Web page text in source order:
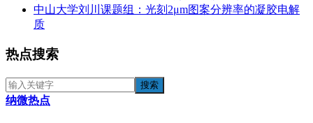
中山大学刘川课题组：光刻2μm图案分辨率的凝胶电解
质
热点搜索
纳微热点